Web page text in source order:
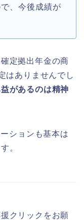
、今後成績が
定拠出年金の商
はありませんでし
があるのは精神
ションも基本は
。
クリックをお願